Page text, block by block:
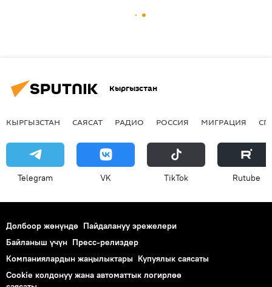
Кыргызстан
КЫРГЫЗСТАН САЯСАТ РАДИО РОССИЯ МИГРАЦИЯ
Telegram VK ТikТоk Rutube
Долбоор жөнүндө Пайдалануу эрежелери
Байланыш үчүн Пресс-релиздер
Компаниялардын жаңылыктары Купуялык саясаты
Cookie колдонуу жана автоматтык логирлөө